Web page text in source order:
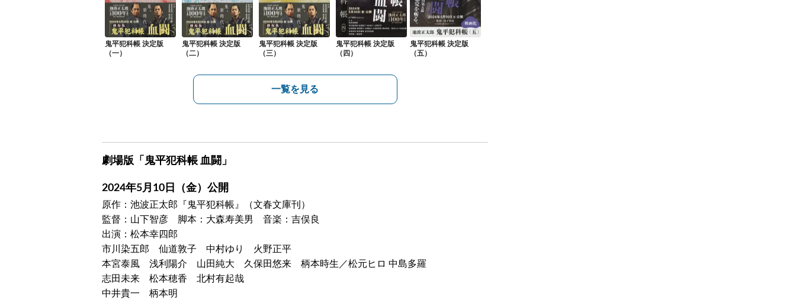
鬼平犯科帳 決定版
（一）
鬼平犯科帳 決定版
（二）
鬼平犯科帳 決定版
（三）
鬼平犯科帳 決定版
（四）
鬼平犯科帳 決定版
（五）
一覧を見る
劇場版「鬼平犯科帳 血闘」
2024年5月10日（金）公開
原作：池波正太郎『鬼平犯科帳』（文春文庫刊）
監督：山下智彦 脚本：大森寿美男 音楽：吉俣良
出演：松本幸四郎
市川染五郎 仙道敦子 中村ゆり 火野正平
本宮泰風 浅利陽介 山田純大 久保田悠来 柄本時生／松元ヒロ 中島多羅
志田未来 松本穂香 北村有起哉
中井貴一 柄本明